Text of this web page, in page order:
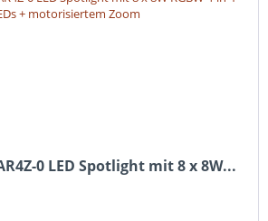
0 LED Spotlight mit 8 x 8W...